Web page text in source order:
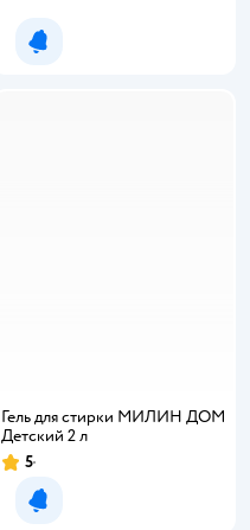
Уведомить о появлении
Гель для стирки МИЛИН ДОМ
Детский 2 л
Рейтинг:
5
Уведомить о появлении